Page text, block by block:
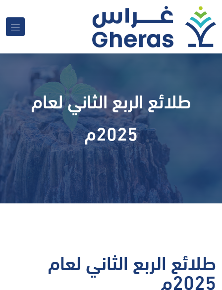
طلائع الربع الثاني لعام
2025م
طلائع الربع الثاني لعام
2025م